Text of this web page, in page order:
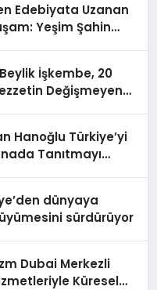
Edebiyata Uzanan
Yeşim Şahin
İşkembe, 20
Değişmeyen
Hanoğlu Türkiye’yi
Tanıtmayı
dünyaya
sürdürüyor
Dubai Merkezli
Küresel